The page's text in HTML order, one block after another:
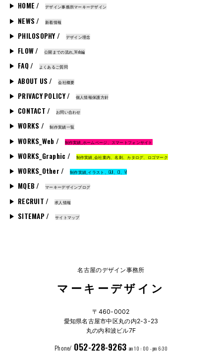
HOME / デザイン事務所マーキーデザイン
NEWS / 新着情報
PHILOSOPHY / デザイン理念
FLOW / 公開までの流れ_Web編
FAQ / よくあるご質問
ABOUT US / 会社概要
PRIVACY POLICY / 個人情報保護方針
CONTACT / お問い合わせ
WORKS / 制作実績一覧
WORKS_Web / 制作実績_ホームページ、スマートフォンサイト
WORKS_Graphic / 制作実績_会社案内、名刺、カタログ、ロゴマーク
WORKS_Other / 制作実績_イラスト、GUI、CI、VI
MQEB / マーキーデザインブログ
RECRUIT / 求人情報
SITEMAP / サイトマップ
名古屋のデザイン事務所
マーキーデザイン
〒460-0002
愛知県名古屋市中区丸の内2-3-23
丸の内和波ビル7F
Phone/ 052-228-9263 am 10 : 00 - pm 6:30